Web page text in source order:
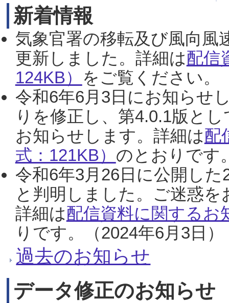
新着情報
気象官署の移転及び風向風
更新しました。詳細は配信
124KB） をご覧ください。
令和6年6月3日にお知らせ
りを修正し、第4.0.1版と
お知らせします。詳細は配
式：121KB） のとおりです
令和6年3月26日に公開し
と判明しました。ご迷惑
詳細は配信資料に関するお
りです。（2024年6月3日）
過去のお知らせ
データ修正のお知らせ